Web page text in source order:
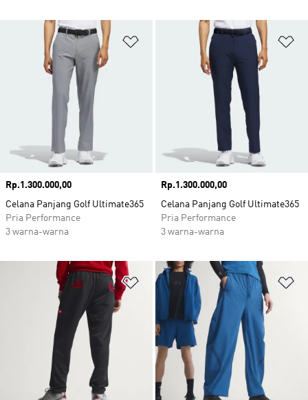
Tambahkan ke Wishlist
Harga
Rp.1.300.000,00
Celana Panjang Golf Ultimate365
Pria Performance
3 warna-warna
Harga
Rp.1.300.000,00
Celana Panjang Golf Ultimate365
Pria Performance
3 warna-warna
Tambahkan ke Wishlist